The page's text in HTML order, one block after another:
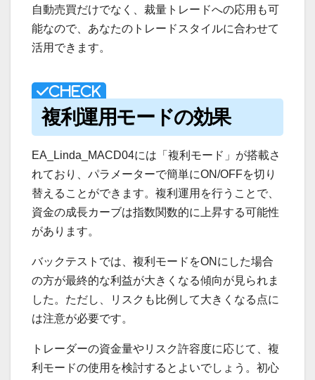
自動売買だけでなく、裁量トレードへの応用も可
能なので、あなたのトレードスタイルに合わせて
活用できます。
複利運用モードの効果
EA_Linda_MACD04には「複利モード」が搭載さ
れており、パラメーターで簡単にON/OFFを切り
替えることができます。複利運用を行うことで、
資金の成長カーブは指数関数的に上昇する可能性
があります。
バックテストでは、複利モードをONにした場合
の方が最終的な利益が大きくなる傾向が見られま
した。ただし、リスクも比例して大きくなる点に
は注意が必要です。
トレーダーの資金量やリスク許容度に応じて、複
利モードの使用を検討するとよいでしょう。初心